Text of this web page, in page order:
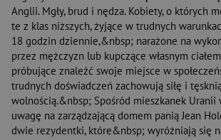
Anglii. Mgły, brud i nędza. Kobiety, o których
te z klas niższych, żyjące w trudnych
18 godzin dziennie,&nbsp; narażone na
przez mężczyzn lub kupczące własnym
próbujące znaleźć swoje miejsce w
trudnych doświadczeń zachowują siłę i
wolnością.&nbsp; Spośród mieszkanek Uranii
uwagę na zarządzającą domem panią Jean
dwie rezydentki, które&nbsp; wyróżniają się